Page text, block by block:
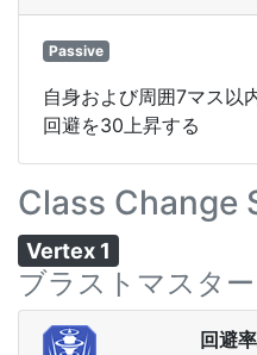
Passive
自身および周囲7マス以
回避を30上昇する
Class Change
Vertex 1
ブラストマスター
回避